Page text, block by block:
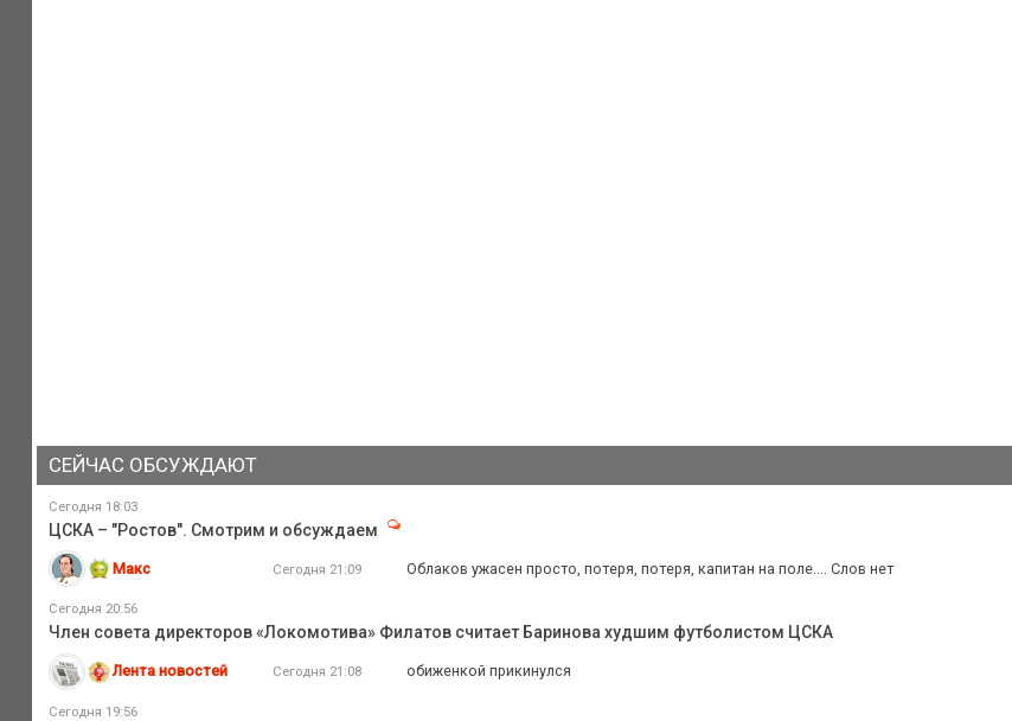
СЕЙЧАС ОБСУЖДАЮТ
Сегодня 18:03
ЦСКА – "Ростов". Смотрим и обсуждаем
Макс Сегодня 21:09 Облаков ужасен просто, потеря, потеря, капитан на поле.... Слов нет
Сегодня 20:56
Член совета директоров «Локомотива» Филатов считает Баринова худшим футболистом ЦСКА
Лента новостей Сегодня 21:08 обиженкой прикинулся
Сегодня 19:56